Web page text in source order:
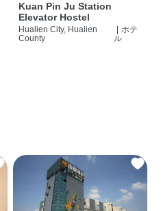
Kuan Pin Ju Station
Elevator Hostel
Hualien City, Hualien
County
ホテ
ル